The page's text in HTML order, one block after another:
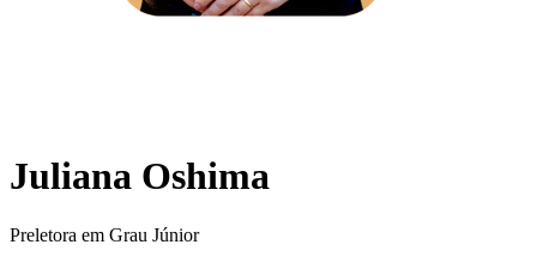
Juliana Oshima
Preletora em Grau Júnior